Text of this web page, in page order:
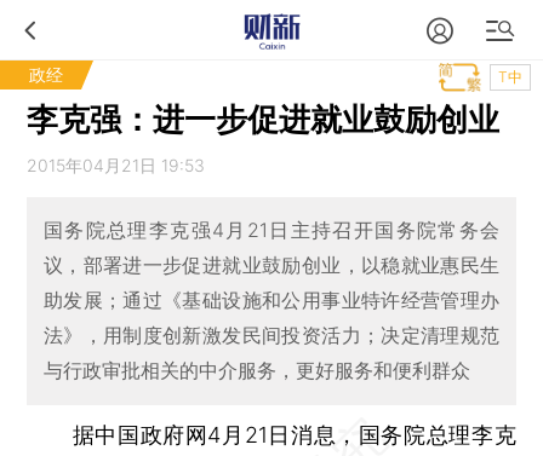
政经 T中
李克强：进一步促进就业鼓励创业
2015年04月21日 19:53
国务院总理李克强4月21日主持召开国务院常务会
议，部署进一步促进就业鼓励创业，以稳就业惠民生
助发展；通过《基础设施和公用事业特许经营管理办
法》，用制度创新激发民间投资活力；决定清理规范
与行政审批相关的中介服务，更好服务和便利群众
据中国政府网4月21日消息，国务院总理李克